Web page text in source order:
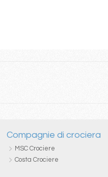
Compagnie di crociera
MSC Crociere
Costa Crociere